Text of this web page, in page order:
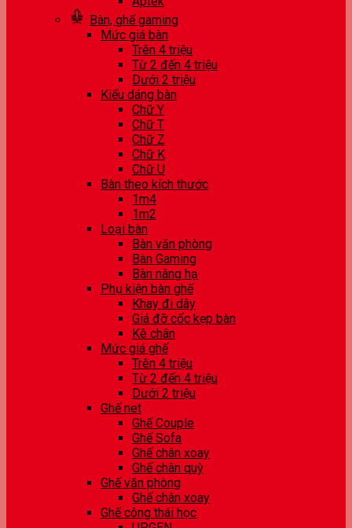
Bàn, ghế gaming
Mức giá bàn
Trên 4 triệu
Từ 2 đến 4 triệu
Dưới 2 triệu
Kiểu dáng bàn
Chữ Y
Chữ T
Chữ Z
Chữ K
Chữ U
Bàn theo kích thước
1m4
1m2
Loại bàn
Bàn văn phòng
Bàn Gaming
Bàn nâng hạ
Phụ kiện bàn ghế
Khay đi dây
Giá đỡ cốc kẹp bàn
Kê chân
Mức giá ghế
Trên 4 triệu
Từ 2 đến 4 triệu
Dưới 2 triệu
Ghế net
Ghế Couple
Ghế Sofa
Ghế chân xoay
Ghế chân quỳ
Ghế văn phòng
Ghế chân xoay
Ghế công thái học